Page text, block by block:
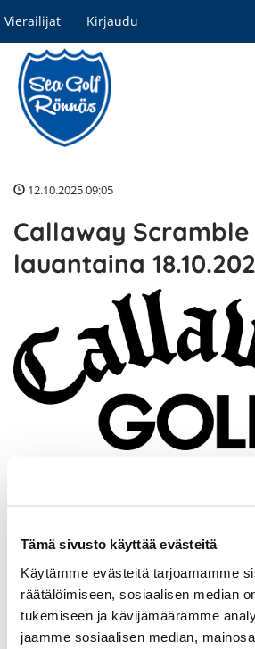
Tämä sivusto käyttää evästeitä
Käytämme evästeitä tarjoamamme
räätälöimiseen, sosiaalisen median
tukemiseen ja kävijämäärämme
jaamme sosiaalisen median,
Vierailijat Kirjaudu
12.10.2025 09:05
Callaway Scramble
lauantaina
(2hlö) lauantaina
1000 yhteislähtönä. Aika tarkentuu
Ilmoittaudu
Ilmoittaudu
​​​​​​​- suoraan NexGolfin linkin kautta (yllä)
​​​​​​​- sähköpostilla toimisto@seagolf.fi
- puhelimitse 020 786 2696